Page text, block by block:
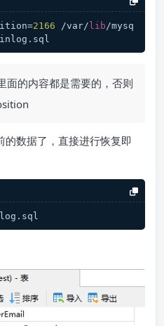
2166 /var/ lib/mysq
面的内容都是需要的，否则
数据了，直接进行恢复即
.sql